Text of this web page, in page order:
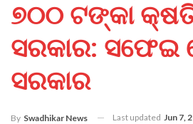
୭୦୦ ଟଙ୍କା
ସରକାର: ସଫେଇ
ସରକାର
By Swadhikar News Last updated Jun 7,